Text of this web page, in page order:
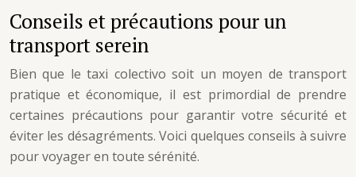
Conseils et précautions pour un
transport serein
Bien que le taxi colectivo soit un moyen de transport
pratique et économique, il est primordial de prendre
certaines précautions pour garantir votre sécurité et
éviter les désagréments. Voici quelques conseils à suivre
pour voyager en toute sérénité.